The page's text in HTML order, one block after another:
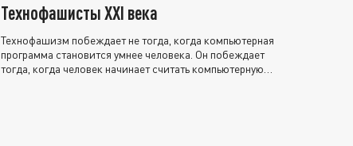
Технофашисты XXI века
Технофашизм побеждает не тогда, когда компьютерная
программа становится умнее человека. Он побеждает
тогда, когда человек начинает считать компьютерную